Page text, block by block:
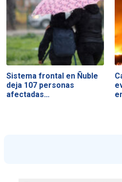
Sistema frontal en Ñuble
deja 107 personas
afectadas…